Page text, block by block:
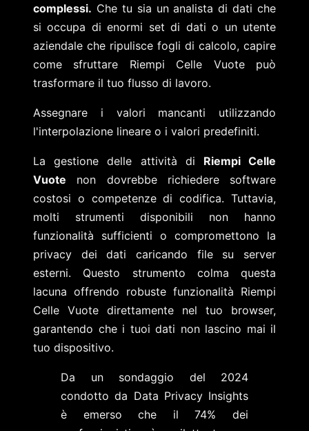
complessi. Che tu sia un analista di dati che
si occupa di enormi set di dati o un utente
aziendale che ripulisce fogli di calcolo, capire
come sfruttare Riempi Celle Vuote può
trasformare il tuo flusso di lavoro.
Assegnare i valori mancanti utilizzando
l'interpolazione lineare o i valori predefiniti.
La gestione delle attività di Riempi Celle
Vuote non dovrebbe richiedere software
costosi o competenze di codifica. Tuttavia,
molti strumenti disponibili non hanno
funzionalità sufficienti o compromettono la
privacy dei dati caricando file su server
esterni. Questo strumento colma questa
lacuna offrendo robuste funzionalità Riempi
Celle Vuote direttamente nel tuo browser,
garantendo che i tuoi dati non lascino mai il
tuo dispositivo.
Da un sondaggio del 2024
condotto da Data Privacy Insights
è emerso che il 74% dei